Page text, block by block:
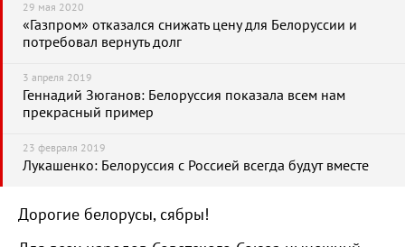
29 мая 2020
«Газпром» отказался снижать цену для Белоруссии и
потребовал вернуть долг
3 апреля 2019
Геннадий Зюганов: Белоруссия показала всем нам
прекрасный пример
23 февраля 2019
Лукашенко: Белоруссия с Россией всегда будут вместе
Дорогие белорусы, сябры!